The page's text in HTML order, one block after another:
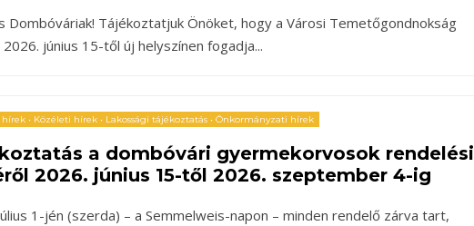
Dombóváriak! Tájékoztatjuk Önöket, hogy a Városi Temetőgondnokság
június 15-től új helyszínen fogadja...
hírek • Közéleti hírek • Lakossági tájékoztatás • Önkormányzati hírek
a dombóvári gyermekorvosok rendelési
2026. június 15-től 2026. szeptember 4-ig
1-jén (szerda) – a Semmelweis-napon – minden rendelő zárva tart,